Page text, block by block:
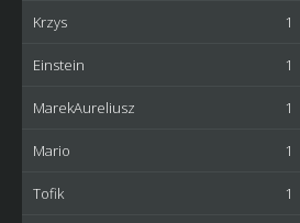
Krzys 1
Einstein 1
MarekAureliusz 1
Mario 1
Tofik 1